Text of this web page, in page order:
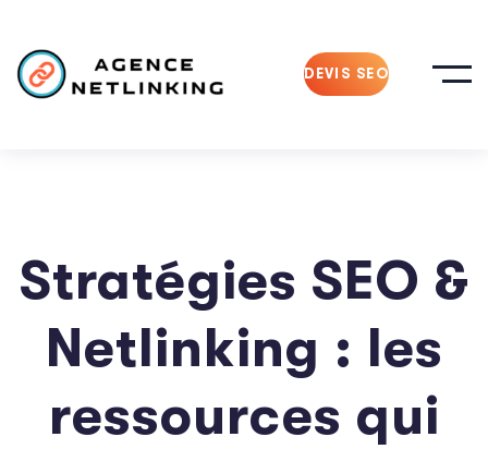
DEVIS SEO
Stratégies SEO &
Netlinking : les
ressources qui